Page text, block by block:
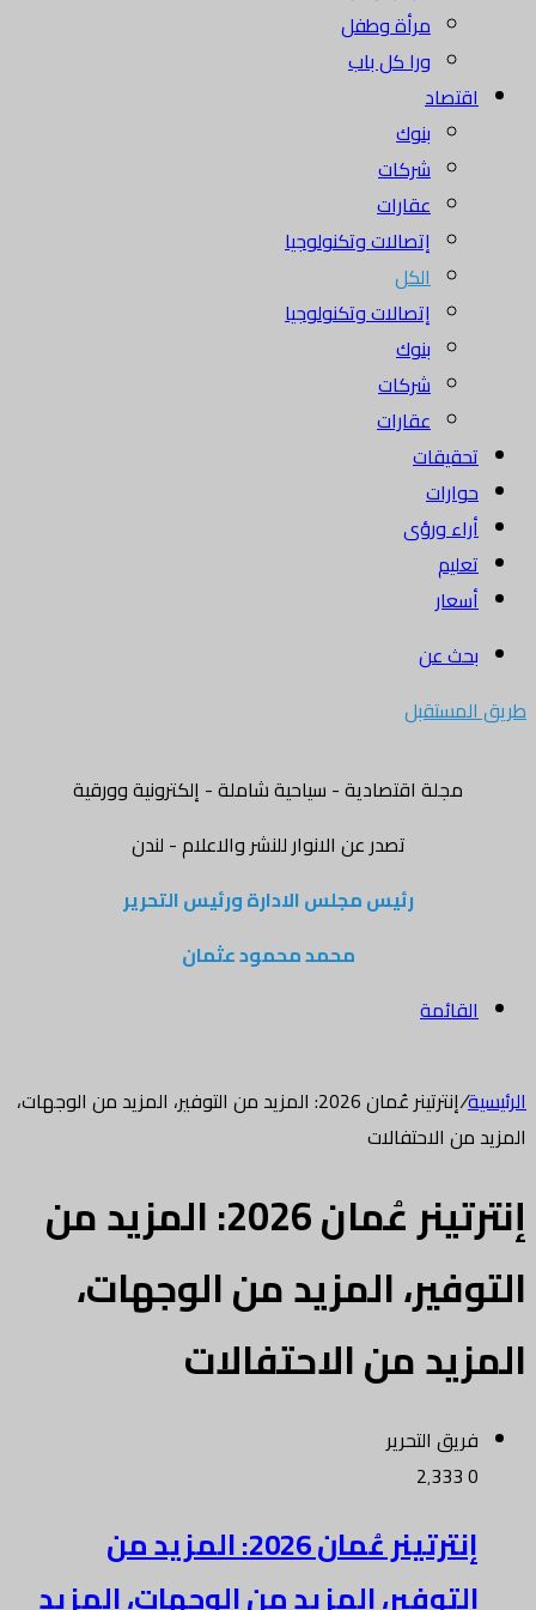
مرأة وطفل
ورا كل باب
اقتصاد
بنوك
شركات
عقارات
إتصالات وتكنولوجيا
الكل
إتصالات وتكنولوجيا
بنوك
شركات
عقارات
تحقيقات
حوارات
أراء ورؤى
تعليم
أسعار
بحث عن
طريق المستقبل
مجلة اقتصادية - سياحية شاملة - إلكترونية وورقية
تصدر عن الانوار للنشر والاعلام - لندن
رئيس مجلس الادارة ورئيس التحرير
محمد محمود عثمان
القائمة
الرئيسية/
إنترتينر عُمان 2026: المزيد من التوفير، المزيد من الوجهات،
المزيد من الاحتفالات
إنترتينر عُمان 2026: المزيد من
التوفير، المزيد من الوجهات،
المزيد من الاحتفالات
فريق التحرير
0
إنترتينر عُمان 2026: المزيد من
التوفير، المزيد من الوجهات، المزيد